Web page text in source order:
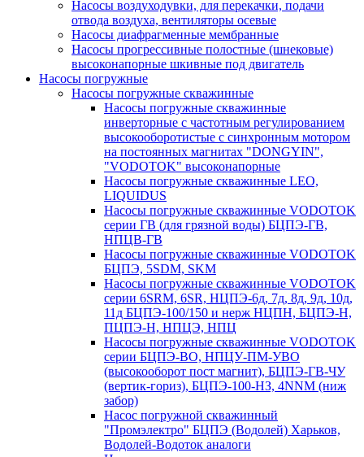
Насосы воздуходувки, для перекачки, подачи
отвода воздуха, вентиляторы осевые
Насосы диафрагменные мембранные
Насосы прогрессивные полостные (шнековые)
высоконапорные шкивные под двигатель
Насосы погружные
Насосы погружные скважинные
Насосы погружные скважинные
инверторные с частотным регулированием
высокооборотистые с синхронным мотором
на постоянных магнитах "DONGYIN",
"VODOTOK" высоконапорные
Насосы погружные скважинные LEO,
LIQUIDUS
Насосы погружные скважинные VODOTOK
серии ГВ (для грязной воды) БЦПЭ-ГВ,
НПЦВ-ГВ
Насосы погружные скважинные VODOTOK
БЦПЭ, 5SDM, SKM
Насосы погружные скважинные VODOTOK
серии 6SRM, 6SR, НЦПЭ-6д, 7д, 8д, 9д, 10д,
11д БЦПЭ-100/150 и нерж НЦПН, БЦПЭ-Н,
ПЦПЭ-Н, НПЦЭ, НПЦ
Насосы погружные скважинные VODOTOK
серии БЦПЭ-ВО, НПЦУ-ПМ-УВО
(высокооборот пост магнит), БЦПЭ-ГВ-ЧУ
(вертик-гориз), БЦПЭ-100-НЗ, 4NNM (ниж
забор)
Насос погружной скважинный
"Промэлектро" БЦПЭ (Водолей) Харьков,
Водолей-Водоток аналоги